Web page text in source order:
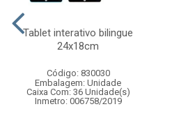
Tablet interativo bilingue
24x18cm
Código: 830030
Embalagem: Unidade
Caixa Com: 36 Unidade(s)
Inmetro: 006758/2019